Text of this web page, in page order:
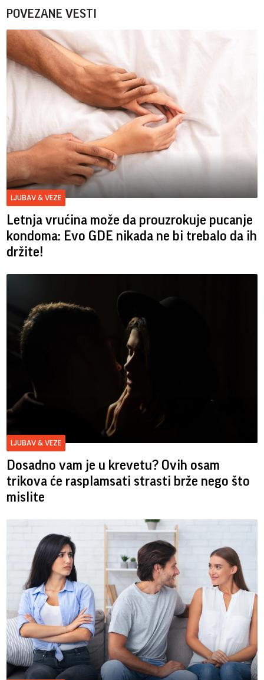
POVEZANE VESTI
LJUBAV & VEZE
Letnja vrućina može da prouzrokuje pucanje
kondoma: Evo GDE nikada ne bi trebalo da ih
držite!
LJUBAV & VEZE
Dosadno vam je u krevetu? Ovih osam
trikova će rasplamsati strasti brže nego što
mislite